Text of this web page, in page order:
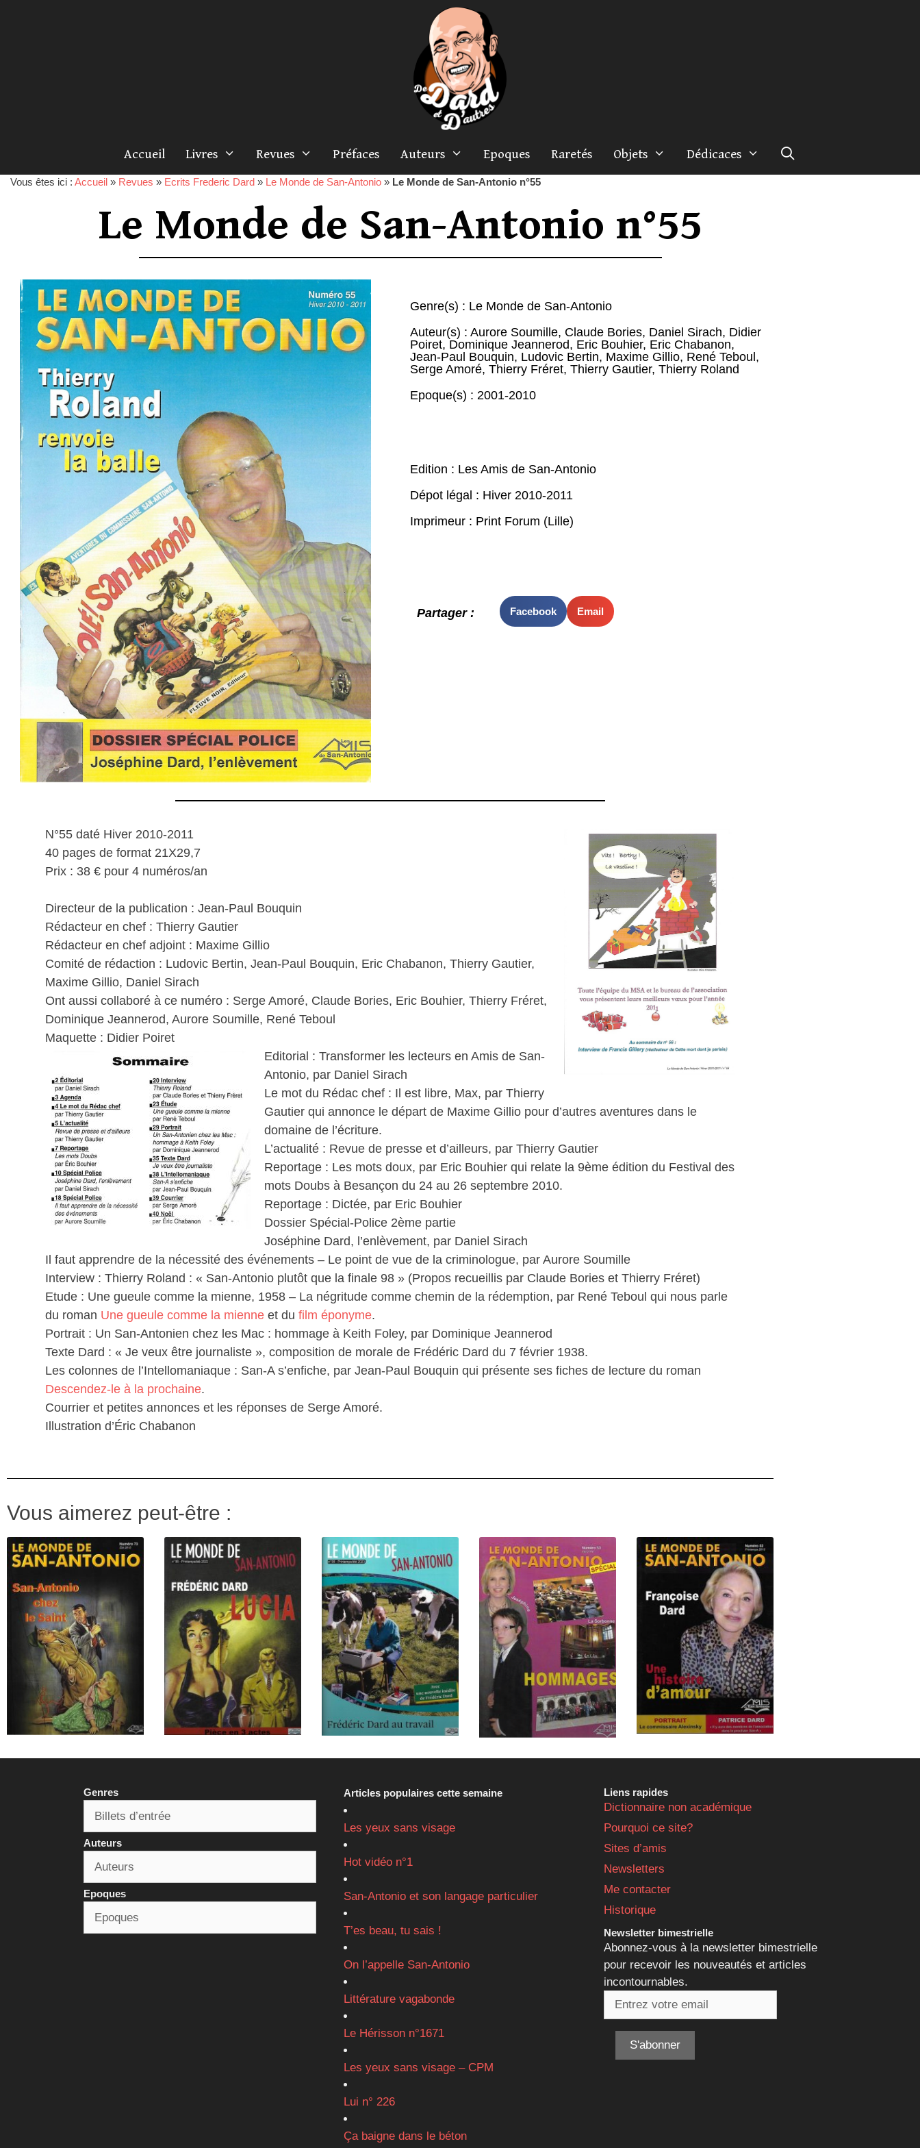
Accueil Livres Revues Préfaces Auteurs Epoques Raretés Objets Dédicaces
Vous êtes ici : Accueil » Revues » Ecrits Frederic Dard » Le Monde de San-Antonio » Le Monde de San-Antonio n°55
Le Monde de San-Antonio n°55
Genre(s) : Le Monde de San-Antonio
Auteur(s) : Aurore Soumille, Claude Bories, Daniel Sirach, Didier
Poiret, Dominique Jeannerod, Eric Bouhier, Eric Chabanon,
Jean-Paul Bouquin, Ludovic Bertin, Maxime Gillio, René Teboul ,
Serge Amoré, Thierry Fréret, Thierry Gautier, Thierry Roland
Epoque(s) : 2001-2010
Edition : Les Amis de San-Antonio
Dépot légal : Hiver 2010-2011
Imprimeur : Print Forum (Lille)
Partager : Facebook Email
N°55 daté Hiver 2010-2011
40 pages de format 21X29,7
Prix : 38 € pour 4 numéros/an
Directeur de la publication : Jean-Paul Bouquin
Rédacteur en chef : Thierry Gautier
Rédacteur en chef adjoint : Maxime Gillio
Comité de rédaction : Ludovic Bertin, Jean-Paul Bouquin, Eric Chabanon, Thierry Gautier,
Maxime Gillio, Daniel Sirach
Ont aussi collaboré à ce numéro : Serge Amoré, Claude Bories, Eric Bouhier, Thierry Fréret,
Dominique Jeannerod, Aurore Soumille, René Teboul
Maquette : Didier Poiret
Editorial : Transformer les lecteurs en Amis de San-
Antonio, par Daniel Sirach
Le mot du Rédac chef : Il est libre, Max, par Thierry
Gautier qui annonce le départ de Maxime Gillio pour d’autres aventures dans le
domaine de l’écriture.
L’actualité : Revue de presse et d’ailleurs, par Thierry Gautier
Reportage : Les mots doux, par Eric Bouhier qui relate la 9ème édition du Festival des
mots Doubs à Besançon du 24 au 26 septembre 2010.
Reportage : Dictée, par Eric Bouhier
Dossier Spécial-Police 2ème partie
Joséphine Dard, l’enlèvement, par Daniel Sirach
Il faut apprendre de la nécessité des événements – Le point de vue de la criminologue, par Aurore Soumille
Interview : Thierry Roland : « San-Antonio plutôt que la finale 98 » (Propos recueillis par Claude Bories et Thierry Fréret)
Etude : Une gueule comme la mienne, 1958 – La négritude comme chemin de la rédemption, par René Teboul qui nous parle
du roman Une gueule comme la mienne et du film éponyme.
Portrait : Un San-Antonien chez les Mac : hommage à Keith Foley, par Dominique Jeannerod
Texte Dard : « Je veux être journaliste », composition de morale de Frédéric Dard du 7 février 1938.
Les colonnes de l’Intellomaniaque : San-A s’enfiche, par Jean-Paul Bouquin qui présente ses fiches de lecture du roman
Descendez-le à la prochaine.
Courrier et petites annonces et les réponses de Serge Amoré.
Illustration d’Éric Chabanon
Vous aimerez peut-être :
Genres
Auteurs
Epoques
Articles populaires cette semaine
Les yeux sans visage
Hot vidéo n°1
San-Antonio et son langage particulier
T’es beau, tu sais !
On l’appelle San-Antonio
Littérature vagabonde
Le Hérisson n°1671
Les yeux sans visage – CPM
Lui n° 226
Ça baigne dans le béton
Liens rapides
Dictionnaire non académique
Pourquoi ce site?
Sites d’amis
Newsletters
Me contacter
Historique
Newsletter bimestrielle
Abonnez-vous à la newsletter bimestrielle
pour recevoir les nouveautés et articles
incontournables.